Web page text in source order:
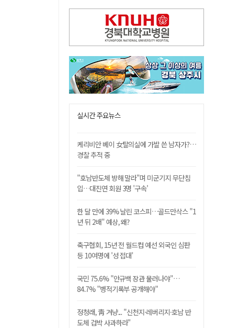
실시간 주요뉴스
케리비안 베이 女탈의실에 가발 쓴 남자가?…
경찰 추적 중
"호남반도체 방해 말라"며 미군기지 무단침
입…대진연 회원 3명 '구속'
한 달 만에 39% 날린 코스피…골드만삭스 "1
년 뒤 2배" 예상, 왜?
축구협회, 15년 전 월드컵 예선 외국인 심판
등 10여명에 '성 접대'
국민 75.6% "안규백 장관 물러나야"…
84.7% "병적기록부 공개해야"
정청래, 靑 겨냥... "신천지·레버리지·호남 반
도체 겁박 사과하라"